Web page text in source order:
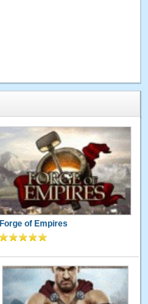
Forge of Empires